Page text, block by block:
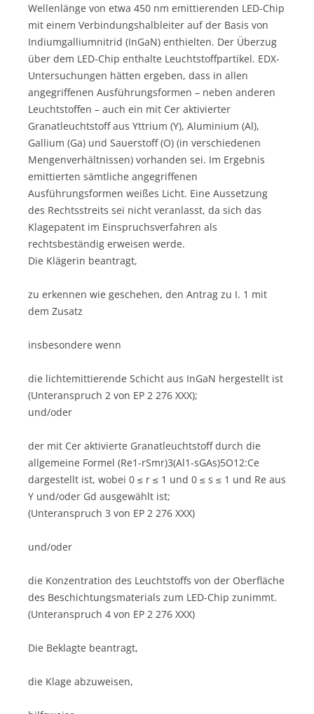
Wellenlänge von etwa 450 nm emittierenden LED-Chip
mit einem Verbindungshalbleiter auf der Basis von
Indiumgalliumnitrid (InGaN) enthielten. Der Überzug
über dem LED-Chip enthalte Leuchtstoffpartikel. EDX-
Untersuchungen hätten ergeben, dass in allen
angegriffenen Ausführungsformen – neben anderen
Leuchtstoffen – auch ein mit Cer aktivierter
Granatleuchtstoff aus Yttrium (Y), Aluminium (Al),
Gallium (Ga) und Sauerstoff (O) (in verschiedenen
Mengenverhältnissen) vorhanden sei. Im Ergebnis
emittierten sämtliche angegriffenen
Ausführungsformen weißes Licht. Eine Aussetzung
des Rechtsstreits sei nicht veranlasst, da sich das
Klagepatent im Einspruchsverfahren als
rechtsbeständig erweisen werde.
Die Klägerin beantragt,
zu erkennen wie geschehen, den Antrag zu I. 1 mit
dem Zusatz
insbesondere wenn
die lichtemittierende Schicht aus InGaN hergestellt ist
(Unteranspruch 2 von EP 2 276 XXX);
und/oder
der mit Cer aktivierte Granatleuchtstoff durch die
allgemeine Formel (Re1-rSmr)3(Al1-sGAs)5O12:Ce
dargestellt ist, wobei 0 ≤ r ≤ 1 und 0 ≤ s ≤ 1 und Re aus
Y und/oder Gd ausgewählt ist;
(Unteranspruch 3 von EP 2 276 XXX)
und/oder
die Konzentration des Leuchtstoffs von der Oberfläche
des Beschichtungsmaterials zum LED-Chip zunimmt.
(Unteranspruch 4 von EP 2 276 XXX)
Die Beklagte beantragt,
die Klage abzuweisen,